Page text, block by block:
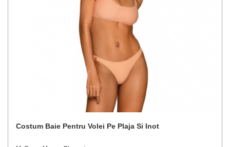
Costum Baie Pentru Volei Pe Plaja Si Inot